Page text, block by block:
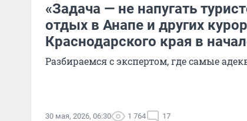
«Задача — не напугать
отдых в Анапе и других
Краснодарского края в
Разбираемся с экспертом, где самые
30 мая, 2026, 06:30 1 764 17